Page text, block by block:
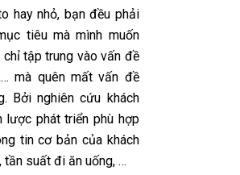
hay nhỏ, bạn đều phải
tiêu mà mình muốn
chỉ tập trung vào vấn đề
mà quên mất vấn đề
Bởi nghiên cứu khách
lược phát triển phù hợp
tin cơ bản của khách
tần suất đi ăn uống, …